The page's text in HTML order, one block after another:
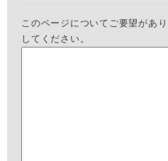
このページについてご要望があ
してください。